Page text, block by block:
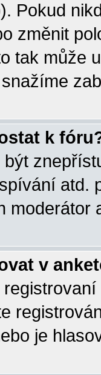
Pokud
změnit
tak může
k
atd.
moderátor
v
je